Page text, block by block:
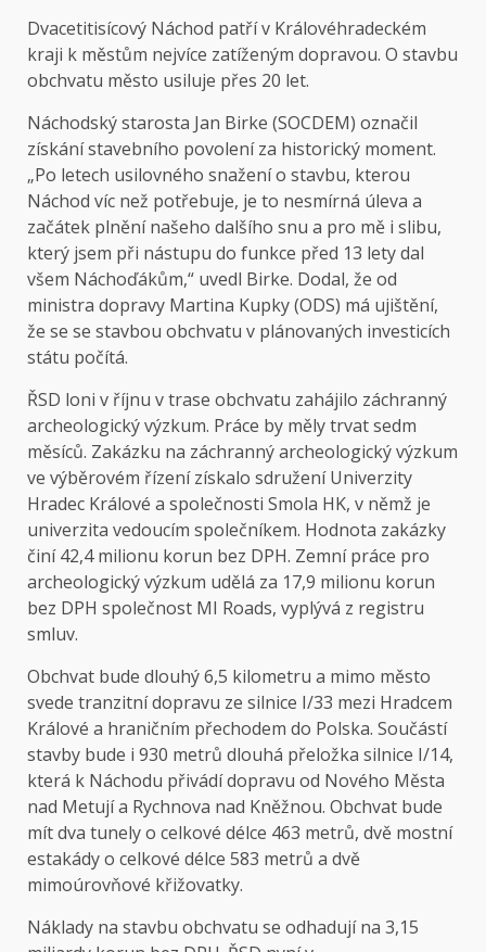
Dvacetitisícový Náchod patří v Královéhradeckém
kraji k městům nejvíce zatíženým dopravou. O stavbu
obchvatu město usiluje přes 20 let.
Náchodský starosta Jan Birke (SOCDEM) označil
získání stavebního povolení za historický moment.
„Po letech usilovného snažení o stavbu, kterou
Náchod víc než potřebuje, je to nesmírná úleva a
začátek plnění našeho dalšího snu a pro mě i slibu,
který jsem při nástupu do funkce před 13 lety dal
všem Náchoďákům,“ uvedl Birke. Dodal, že od
ministra dopravy Martina Kupky (ODS) má ujištění,
že se se stavbou obchvatu v plánovaných investicích
státu počítá.
ŘSD loni v říjnu v trase obchvatu zahájilo záchranný
archeologický výzkum. Práce by měly trvat sedm
měsíců. Zakázku na záchranný archeologický výzkum
ve výběrovém řízení získalo sdružení Univerzity
Hradec Králové a společnosti Smola HK, v němž je
univerzita vedoucím společníkem. Hodnota zakázky
činí 42,4 milionu korun bez DPH. Zemní práce pro
archeologický výzkum udělá za 17,9 milionu korun
bez DPH společnost MI Roads, vyplývá z registru
smluv.
Obchvat bude dlouhý 6,5 kilometru a mimo město
svede tranzitní dopravu ze silnice I/33 mezi Hradcem
Králové a hraničním přechodem do Polska. Součástí
stavby bude i 930 metrů dlouhá přeložka silnice I/14,
která k Náchodu přivádí dopravu od Nového Města
nad Metují a Rychnova nad Kněžnou. Obchvat bude
mít dva tunely o celkové délce 463 metrů, dvě mostní
estakády o celkové délce 583 metrů a dvě
mimoúrovňové křižovatky.
Náklady na stavbu obchvatu se odhadují na 3,15